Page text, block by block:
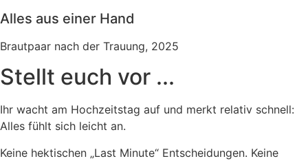
Alles aus einer Hand
Brautpaar nach der Trauung, 2025
Stellt euch vor ...
Ihr wacht am Hochzeitstag auf und merkt relativ schnell:
Alles fühlt sich leicht an.
Keine hektischen „Last Minute“ Entscheidungen. Keine